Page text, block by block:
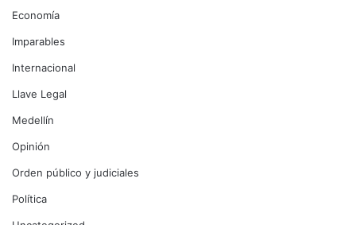
Economía
Imparables
Internacional
Llave Legal
Medellín
Opinión
Orden público y judiciales
Política